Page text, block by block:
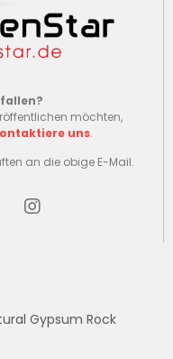
möchten,
uns.
an die obige E-Mail.
Gypsum Rock